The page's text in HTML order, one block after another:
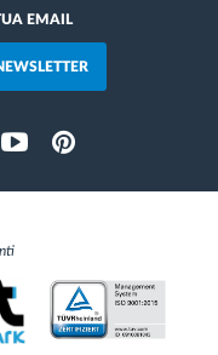
EMAIL
YoutubePinterest